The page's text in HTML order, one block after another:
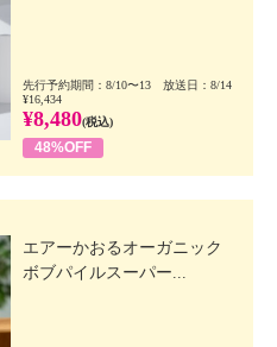
先行予約期間：8/10〜13 放送日：8/14
¥16,434
¥8,480(税込)
48%OFF
エアーかおるオーガニック
ボブパイルスーパー...